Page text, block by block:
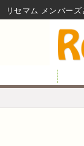
リセマム メンバーズ